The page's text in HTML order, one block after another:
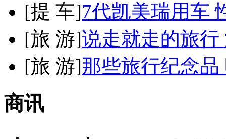
[提 车]7代凯美瑞用车
[旅 游]说走就走的旅
[旅 游]那些旅行纪念
商讯